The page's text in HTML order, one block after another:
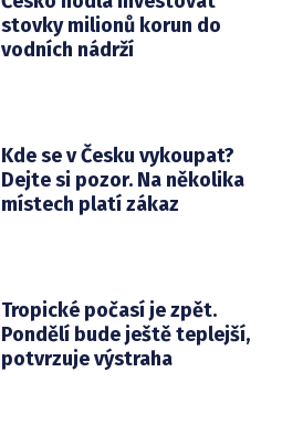
stovky milionů korun do
vodních nádrží
Kde se v Česku vykoupat?
Dejte si pozor. Na několika
místech platí zákaz
Tropické počasí je zpět.
Pondělí bude ještě teplejší,
potvrzuje výstraha